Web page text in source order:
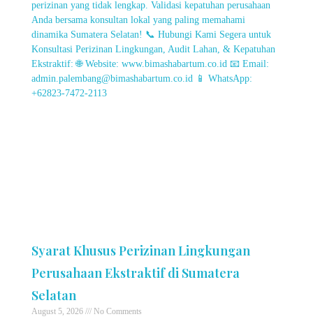
Syarat Khusus Perizinan Lingkungan
Perusahaan Ekstraktif di Sumatera
Selatan
August 5, 2026 No Comments